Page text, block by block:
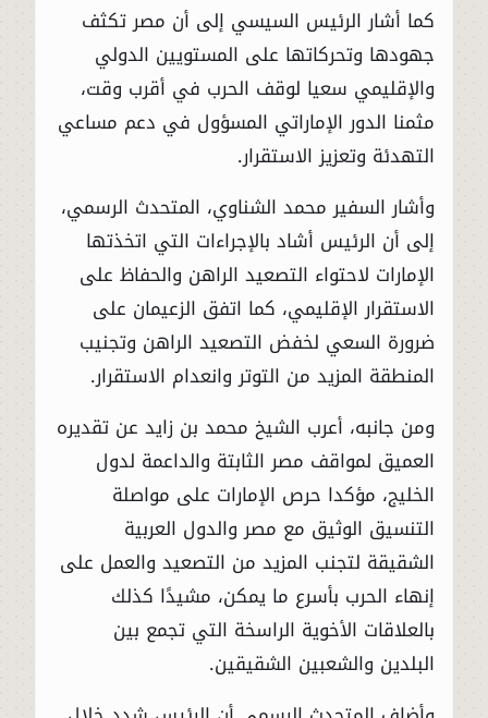
كما أشار الرئيس السيسي إلى أن مصر تكثف
جهودها وتحركاتها على المستويين الدولي
والإقليمي سعيا لوقف الحرب في أقرب وقت،
مثمنا الدور الإماراتي المسؤول في دعم مساعي
التهدئة وتعزيز الاستقرار.
وأشار السفير محمد الشناوي، المتحدث الرسمي،
إلى أن الرئيس أشاد بالإجراءات التي اتخذتها
الإمارات لاحتواء التصعيد الراهن والحفاظ على
الاستقرار الإقليمي، كما اتفق الزعيمان على
ضرورة السعي لخفض التصعيد الراهن وتجنيب
المنطقة المزيد من التوتر وانعدام الاستقرار.
ومن جانبه، أعرب الشيخ محمد بن زايد عن تقديره
العميق لمواقف مصر الثابتة والداعمة لدول
الخليج، مؤكدا حرص الإمارات على مواصلة
التنسيق الوثيق مع مصر والدول العربية
الشقيقة لتجنب المزيد من التصعيد والعمل على
إنهاء الحرب بأسرع ما يمكن، مشيدًا كذلك
بالعلاقات الأخوية الراسخة التي تجمع بين
البلدين والشعبين الشقيقين.